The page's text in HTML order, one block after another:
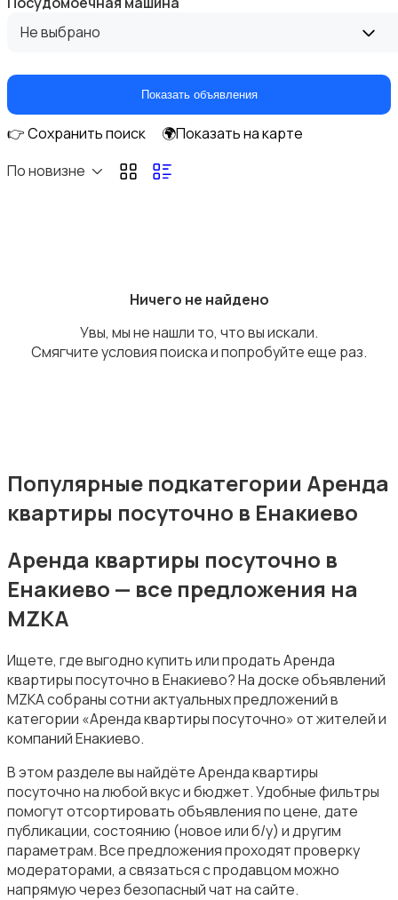
Прочие строения
Аренда гаражей и стоянок
Не выбрано
Показать объявления
👉 Сохранить поиск
🌍Показать на карте
По новизне
Ничего не найдено
Увы, мы не нашли то, что вы искали.
Смягчите условия поиска и попробуйте еще раз.
Популярные подкатегории Аренда
квартиры посуточно в Енакиево
Аренда квартиры посуточно в
Енакиево — все предложения на
MZKA
Ищете, где выгодно купить или продать Аренда
квартиры посуточно в Енакиево? На доске объявлений
MZKA собраны сотни актуальных предложений в
категории «Аренда квартиры посуточно» от жителей и
компаний Енакиево.
В этом разделе вы найдёте Аренда квартиры
посуточно на любой вкус и бюджет. Удобные фильтры
помогут отсортировать объявления по цене, дате
публикации, состоянию (новое или б/у) и другим
параметрам. Все предложения проходят проверку
модераторами, а связаться с продавцом можно
напрямую через безопасный чат на сайте.